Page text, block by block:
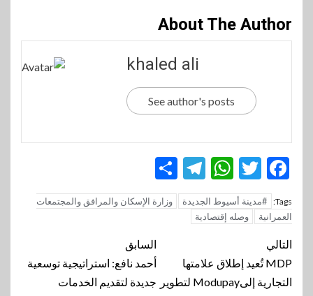
About The Author
khaled ali
See author's posts
Facebook
Twitter
WhatsApp
Telegram
Tags: #مدينة أسيوط الجديدة
وزارة الإسكان والمرافق والمجتمعات
العمرانية
وصله إقتصادية
تنقل
المقالة
السابق
أحمد نافع: استراتيجية توسعية
جديدة لتقديم الخدمات
التالي
MDP تُعيد إطلاق علامتها
التجارية إلىModupay لتطوير